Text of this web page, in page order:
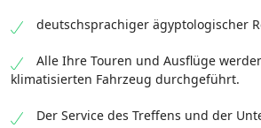
deutschsprachiger ägyptologischer
Alle Ihre Touren und Ausflüge
klimatisierten Fahrzeug durchgeführt.
Der Service des Treffens und der